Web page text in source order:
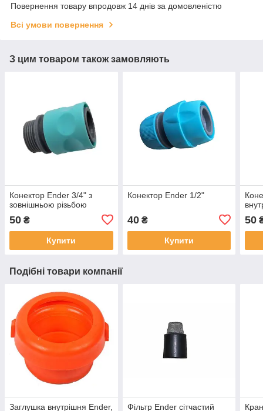
Повернення товару впродовж 14 днів за домовленістю
Всі умови повернення
З цим товаром також замовляють
Конектор Ender 3/4" з
зовнішньою різьбою
50 ₴
Купити
Конектор Ender 1/2"
40₴
Купити
50
Подібні товари компанії
Заглушка внутрішня Ender,
Фільтр Ender сітчастий